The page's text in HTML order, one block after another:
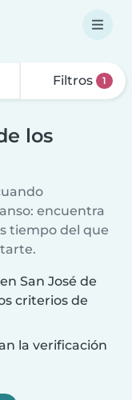
Filtros 1
los
encuentra
tiempo del que
San José de
criterios de
la verificación